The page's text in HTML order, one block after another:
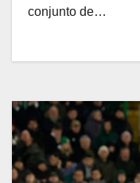
conjunto de…